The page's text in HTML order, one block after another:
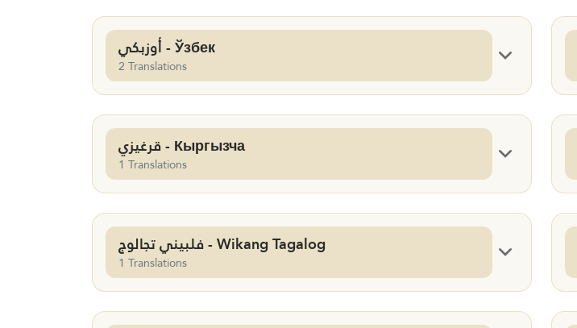
أوزبكي - Ўзбек
2 Translations
قرغيزي - Кыргызча
1 Translations
فلبيني تجالوج - Wikang Tagalog
1 Translations